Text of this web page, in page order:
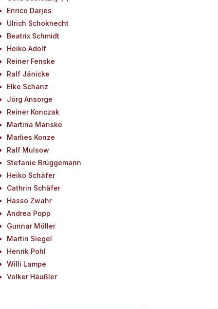
Enrico Darjes
Ulrich Schoknecht
Beatrix Schmidt
Heiko Adolf
Reiner Fenske
Ralf Jänicke
Elke Schanz
Jörg Ansorge
Reiner Konczak
Martina Manske
Marlies Konze
Ralf Mulsow
Stefanie Brüggemann
Heiko Schäfer
Cathrin Schäfer
Hasso Zwahr
Andrea Popp
Gunnar Möller
Martin Siegel
Henrik Pohl
Willi Lampe
Volker Häußler